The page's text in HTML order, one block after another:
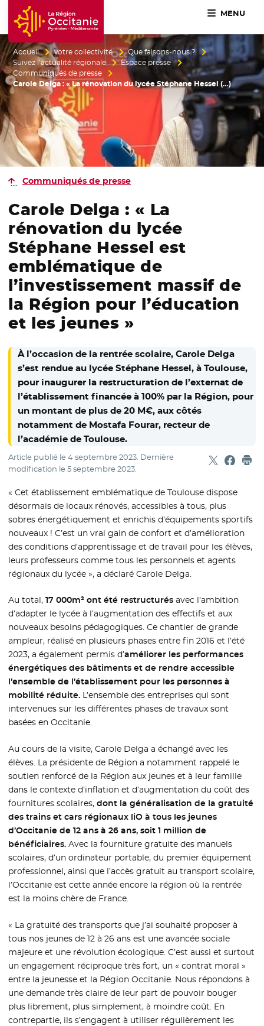
Accueil Région Occitanie / Pyrénées-Méditerranée
MENU
Accueil Votre collectivité
Que faisons-nous ?
Suivez l’actualité régionale
Espace presse
Communiqués de presse
Carole Delga : « La rénovation du lycée Stéphane Hessel (…)
Communiqués de presse
Carole Delga : « La
rénovation du lycée
Stéphane Hessel est
emblématique de
l’investissement massif de
la Région pour l’éducation
et les jeunes »
À l’occasion de la rentrée scolaire, Carole Delga
s’est rendue au lycée Stéphane Hessel, à Toulouse,
pour inaugurer la restructuration de l’externat de
l’établissement financée à 100% par la Région, pour
un montant de plus de 20 M€, aux côtés
notamment de Mostafa Fourar, recteur de
l’académie de Toulouse.
Article publié le4 septembre 2023. Dernière
modification le5 septembre 2023. Partager
- Nouvelle
-
« Cet établissement emblématique de Toulouse dispose
désormais de locaux rénovés, accessibles à tous, plus
sobres énergétiquement et enrichis d’équipements sportifs
nouveaux ! C’est un vrai gain de confort et d’amélioration
des conditions d’apprentissage et de travail pour les élèves,
leurs professeurs comme tous les personnels et agents
régionaux du lycée », a déclaré Carole Delga.
Au total,17 000m² ont été restructurés avec l’ambition
d’adapter le lycée à l’augmentation des effectifs et aux
nouveaux besoins pédagogiques. Ce chantier de grande
ampleur, réalisé en plusieurs phases entre fin 2016 et l’été
2023, a également permis d’améliorer les performances
énergétiques des bâtiments et de rendre accessible
l’ensemble de l’établissement pour les personnes à
mobilité réduite. L’ensemble des entreprises qui sont
intervenues sur les différentes phases de travaux sont
basées en Occitanie.
Au cours de la visite, Carole Delga a échangé avec les
élèves. La présidente de Région a notamment rappelé le
soutien renforcé de la Région aux jeunes et à leur famille
dans le contexte d’inflation et d’augmentation du coût des
fournitures scolaires,dont la généralisation de la gratuité
des trains et cars régionaux liO à tous les jeunes
d’Occitanie de 12 ans à 26 ans, soit 1 million de
bénéficiaires. Avec la fourniture gratuite des manuels
scolaires, d’un ordinateur portable, du premier équipement
professionnel, ainsi que l’accès gratuit au transport scolaire,
l’Occitanie est cette année encore la région où la rentrée
est la moins chère de France.
« La gratuité des transports que j’ai souhaité proposer à
tous nos jeunes de 12 à 26 ans est une avancée sociale
majeure et une révolution écologique. C’est aussi et surtout
un engagement réciproque très fort, un « contrat moral »
entre la jeunesse et la Région Occitanie. Nous répondons à
une demande très claire de leur part de pouvoir bouger
plus librement, plus simplement, à moindre coût. En
contrepartie, ils s’engagent à utiliser régulièrement les